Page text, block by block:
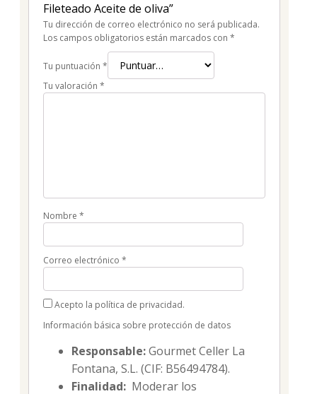
Fileteado Aceite de oliva”
Tu dirección de correo electrónico no será publicada.
Los campos obligatorios están marcados con *
Tu puntuación *
Tu valoración *
Nombre *
Correo electrónico *
Acepto la política de privacidad.
Información básica sobre protección de datos
Responsable:Gourmet Celler La
Fontana, S.L. (CIF: B56494784).
Finalidad: Moderar los